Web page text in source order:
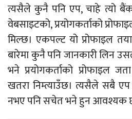
त्यसैले कुनै पनि एप, चाहे त्यो
वेबसाइटको, प्रयोगकर्ताको
मिल्छ। एकपल्ट यो प्रोफाइल
बारेमा कुनै पनि जानकारी लिन
भने प्रयोगकर्ताको प्रोफाइल
खतरा निम्त्याउँछ। त्यसैले सबै
नभए पनि सचेत भने हुन आवश्यक